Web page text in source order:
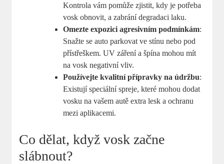
Kontrola vám pomůže zjistit, kdy je potřeba
vosk obnovit, a zabrání degradaci laku.
Omezte expozici agresivním podmínkám:
Snažte se auto parkovat ve stínu nebo pod
přístřeškem. UV záření a špína mohou mít
na vosk negativní vliv.
Používejte kvalitní přípravky na údržbu:
Existují speciální spreje, ​které mohou dodat
vosku ⁣na vašem ⁣autě extra lesk a ochranu
mezi aplikacemi.
Co ​dělat, když vosk začne
slábnout?